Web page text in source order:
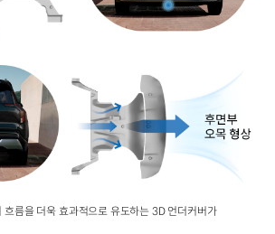
흐름을 더욱 효과적으로 유도하는 3D 언더커버가